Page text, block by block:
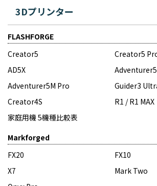
3Dプリンター
FLASHFORGE
Creator5
Creator5
AD5X
Adventurer5M Pro
Guider3
Creator4S
R1 / R1 MAX
家庭用機 5機種比較表
Markforged
FX20
FX10
X7
Mark Two